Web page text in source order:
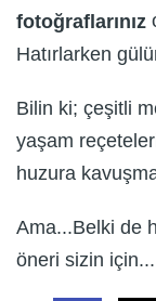
fotoğraflarınız
Hatırlarken
Bilin ki; çeşitli
yaşam
huzura
Ama...Belki de
öneri sizin